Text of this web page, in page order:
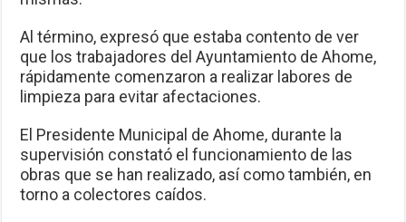
Al término, expresó que estaba contento de ver
que los trabajadores del Ayuntamiento de Ahome,
rápidamente comenzaron a realizar labores de
limpieza para evitar afectaciones.
El Presidente Municipal de Ahome, durante la
supervisión constató el funcionamiento de las
obras que se han realizado, así como también, en
torno a colectores caídos.